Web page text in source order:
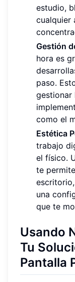
estudio,
cualquier
Gestión
hora es
paso.
gestionar
como el
Estética
trabajo
el físico.
te
una
que te
Usando
Tu
Pantalla